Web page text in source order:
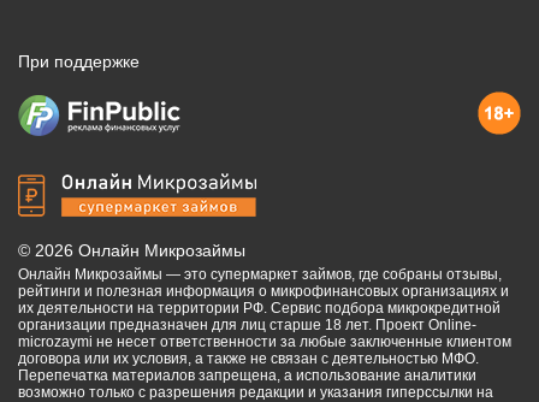
При поддержке
© 2026 Онлайн Микрозаймы
Онлайн Микрозаймы — это супермаркет займов, где собраны отзывы,
рейтинги и полезная информация о микрофинансовых организациях и
их деятельности на территории РФ. Сервис подбора микрокредитной
организации предназначен для лиц старше 18 лет. Проект Online-
microzaymi не несет ответственности за любые заключенные клиентом
договора или их условия, а также не связан с деятельностью МФО.
Перепечатка материалов запрещена, а использование аналитики
возможно только с разрешения редакции и указания гиперссылки на